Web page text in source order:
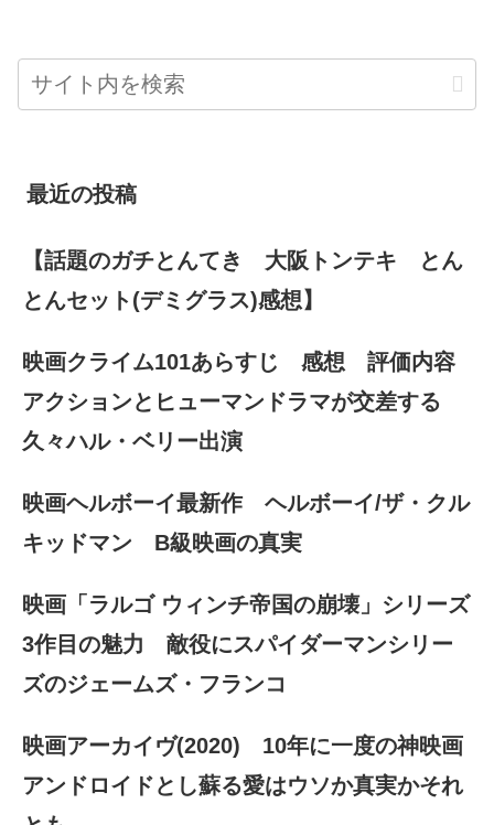
最近の投稿
【話題のガチとんてき 大阪トンテキ とん
とんセット(デミグラス)感想】
映画クライム101あらすじ 感想 評価内容
アクションとヒューマンドラマが交差する
久々ハル・ベリー出演
映画ヘルボーイ最新作 ヘルボーイ/ザ・クル
キッドマン B級映画の真実
映画「ラルゴ ウィンチ帝国の崩壊」シリーズ
3作目の魅力 敵役にスパイダーマンシリー
ズのジェームズ・フランコ
映画アーカイヴ(2020) 10年に一度の神映画
アンドロイドとし蘇る愛はウソか真実かそれ